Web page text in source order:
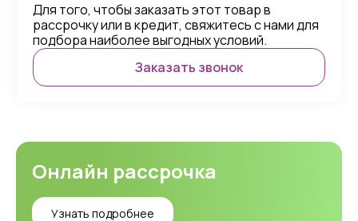
Для того, чтобы заказать этот товар в
рассрочку или в кредит, свяжитесь с нами для
подбора наиболее выгодных условий.
Заказать звонок
Онлайн рассрочка
Узнать подробнее